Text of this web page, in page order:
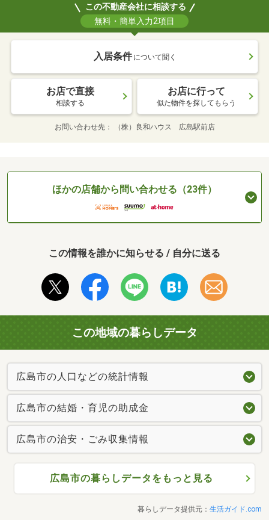
この不動産会社に相談する
無料・簡単入力2項目
入居条件 について聞く
お店で直接
相談する
お店に行って
似た物件を探してもらう
お問い合わせ先 （株）良和ハウス 広島駅前店
ほかの店舗から問い合わせる（23件）
この情報を誰かに知らせる / 自分に送る
この地域の暮らしデータ
広島市の人口などの統計情報
広島市の結婚・育児の助成金
広島市の治安・ごみ収集情報
広島市の暮らしデータをもっと見る
暮らしデータ提供元： 生活ガイド.com